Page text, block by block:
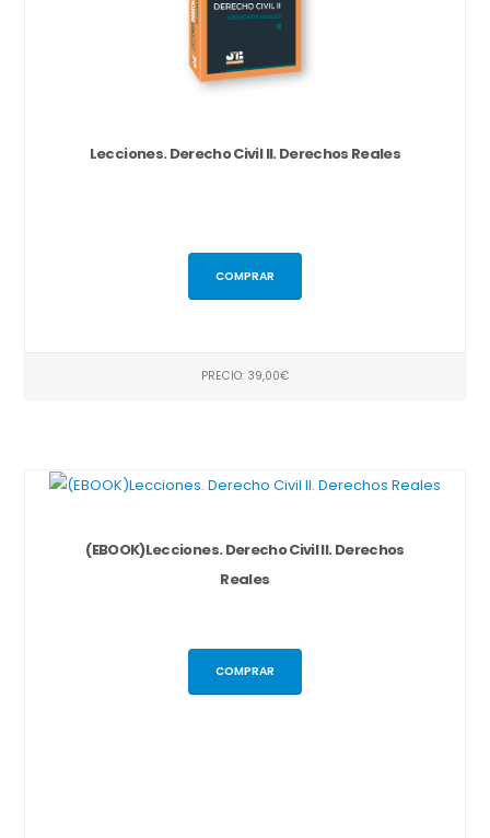
Lecciones. Derecho Civil II. Derechos Reales
COMPRAR
PRECIO: 39,00€
(EBOOK)Lecciones. Derecho Civil II. Derechos
Reales
COMPRAR